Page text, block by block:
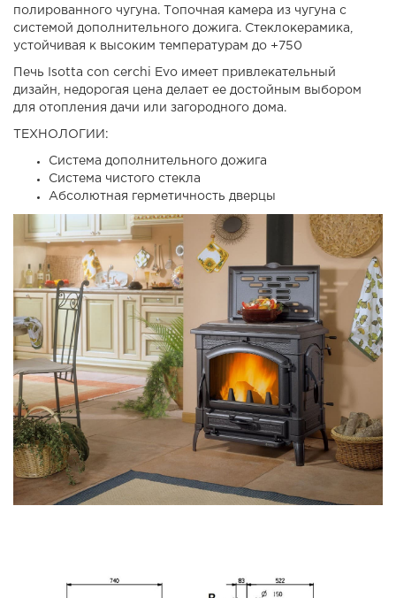
полированного чугуна. Топочная камера из чугуна с
системой дополнительного дожига. Стеклокерамика,
устойчивая к высоким температурам до +750
Печь Isotta con cerchi Evo имеет привлекательный
дизайн, недорогая цена делает ее достойным выбором
для отопления дачи или загородного дома.
ТЕХНОЛОГИИ:
Система дополнительного дожига
Система чистого стекла
Абсолютная герметичность дверцы